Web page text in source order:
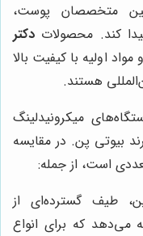
متخصصان پوست،
کند. محصولات دکتر
اولیه با کیفیت بالا
هستند.
میکرونیدلینگ
بیوتی پن. در مقایسه
است، از جمله:
طیف گسترده‌ای از
می‌دهد که برای انواع